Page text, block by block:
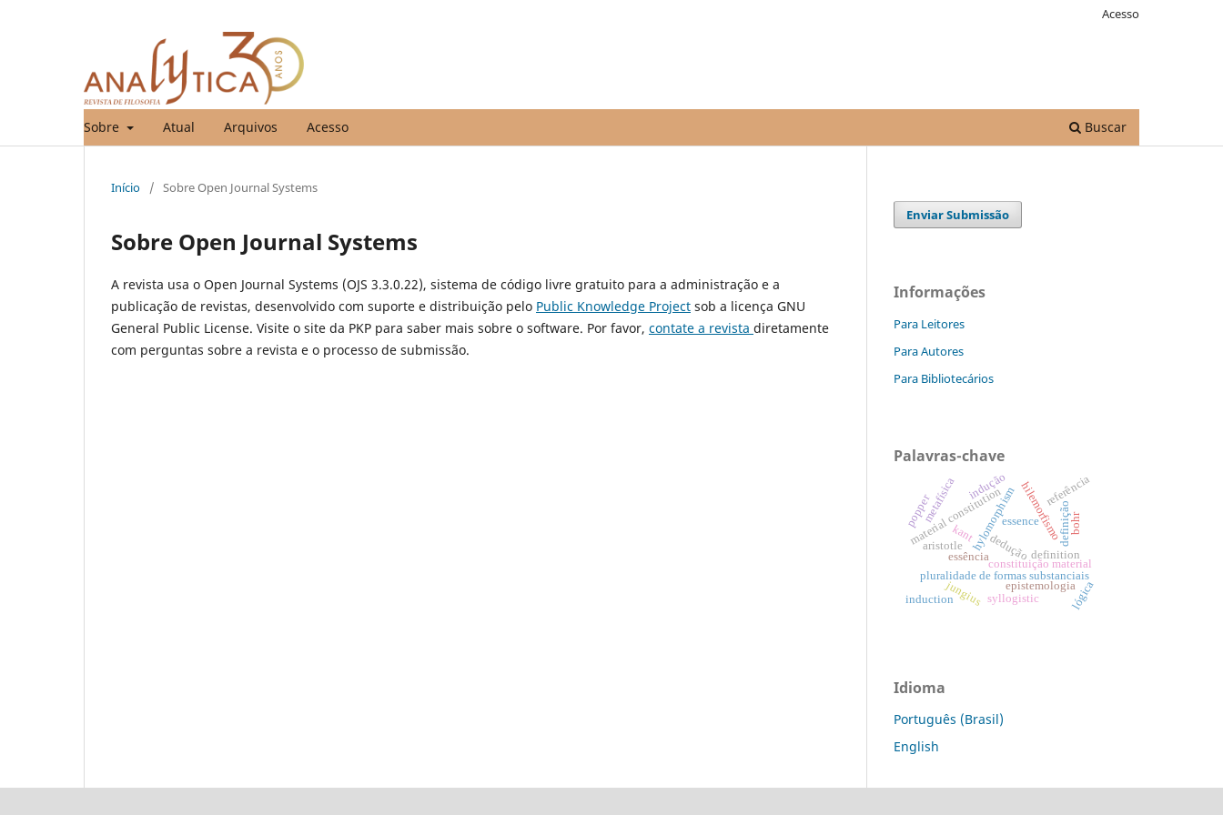
Sobre Atual Arquivos Acesso Buscar
Acesso
Início / Sobre Open Journal Systems
Sobre Open Journal Systems
A revista usa o Open Journal Systems (OJS 3.3.0.22), sistema de código livre gratuito para a administração e a
publicação de revistas, desenvolvido com suporte e distribuição pelo Public Knowledge Project sob a licença GNU
General Public License. Visite o site da PKP para saber mais sobre o software. Por favor, contate a revista diretamente
com perguntas sobre a revista e o processo de submissão.
Enviar Submissão
Informações
Para Leitores
Para Autores
Para Bibliotecários
Palavras-chave
hilemorfismo
essência
definição
constituição material
pluralidade de formas substanciais
hylomorphismessence
definition
material constitution
epistemologia
metafísica
kant
lógica
jungius
referência
dedução
aristotle
syllogistic
indução
popper
induction
bohr
Idioma
Português (Brasil)
English